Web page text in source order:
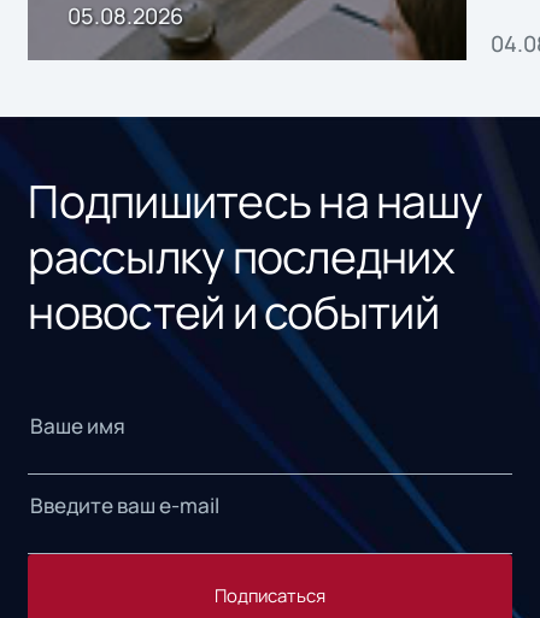
05.08.2026
Подпишитесь на нашу
рассылку последних
новостей и событий
Подписаться